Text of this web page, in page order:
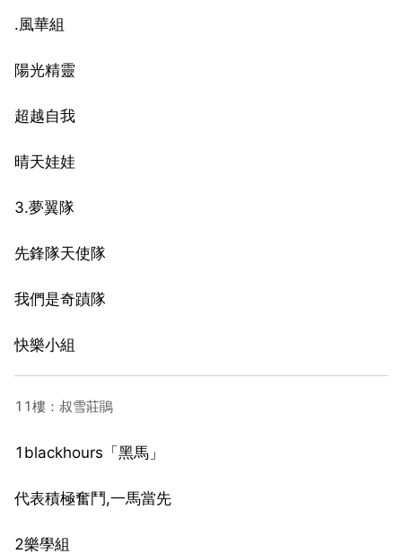
.風華組
陽光精靈
超越自我
晴天娃娃
3.夢翼隊
先鋒隊天使隊
我們是奇蹟隊
快樂小組
11樓：叔雪莊鵑
1blackhours「黑馬」
代表積極奮鬥,一馬當先
2樂學組